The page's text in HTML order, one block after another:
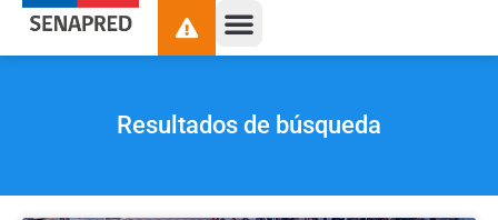
Resultados de búsqueda